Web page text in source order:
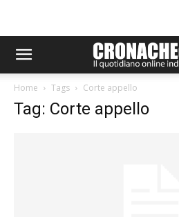
Home Tags Corte appello
Tag: Corte appello